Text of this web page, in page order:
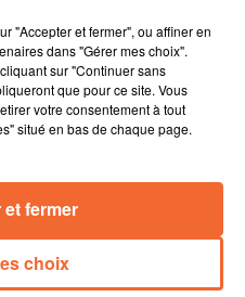
du Bocage Bressuirais
deux séances se
à Bressuire aura
"Accepter et fermer", ou affiner en
dans "Gérer mes choix".
sur "Continuer sans
que pour ce site. Vous
votre consentement à tout
situé en bas de chaque page.
choix
fermer